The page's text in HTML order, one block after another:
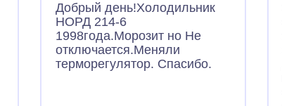
Добрый день!Холодильник
НОРД 214-6
1998года.Морозит но Не
отключается.Меняли
терморегулятор. Спасибо.